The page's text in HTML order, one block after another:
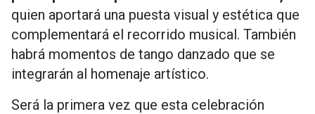
quien aportará una puesta visual y estética que
complementará el recorrido musical. También
habrá momentos de tango danzado que se
integrarán al homenaje artístico.
Será la primera vez que esta celebración